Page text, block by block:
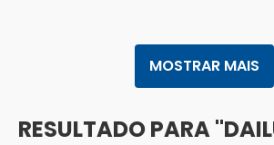
MOSTRAR MAIS